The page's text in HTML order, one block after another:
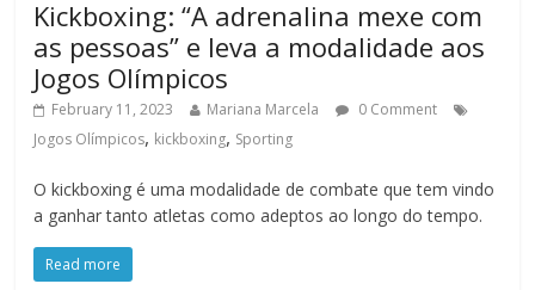
Kickboxing: “A adrenalina mexe com
as pessoas” e leva a modalidade aos
Jogos Olímpicos
February 11, 2023 Mariana Marcela
0 Comment
Jogos Olímpicos, kickboxing, Sporting
O kickboxing é uma modalidade de combate que tem vindo
a ganhar tanto atletas como adeptos ao longo do tempo.
Read more